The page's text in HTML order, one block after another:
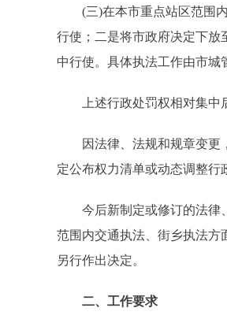
(三)在本市重点站区范围内
行使；二是将市政府决定下放
中行使。具体执法工作由市城
上述行政处罚权相对集中后
因法律、法规和规章变更，
定公布权力清单或动态调整行
今后新制定或修订的法律、
范围内交通执法、街乡执法方
另行作出决定。
二、工作要求